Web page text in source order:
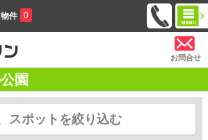
件 0
お問合せ
園
スポットを絞り込む